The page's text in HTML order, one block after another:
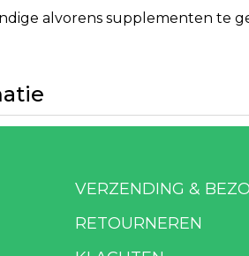
alvorens supplementen te
VERZENDING &
RETOURNEREN